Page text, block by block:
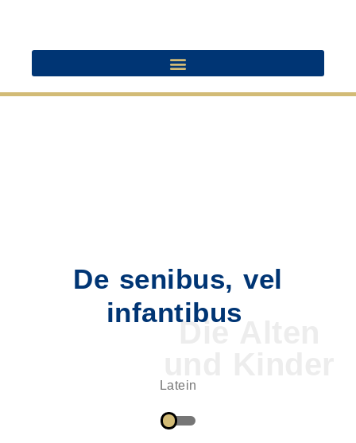
De senibus, vel
infantibus
Latein